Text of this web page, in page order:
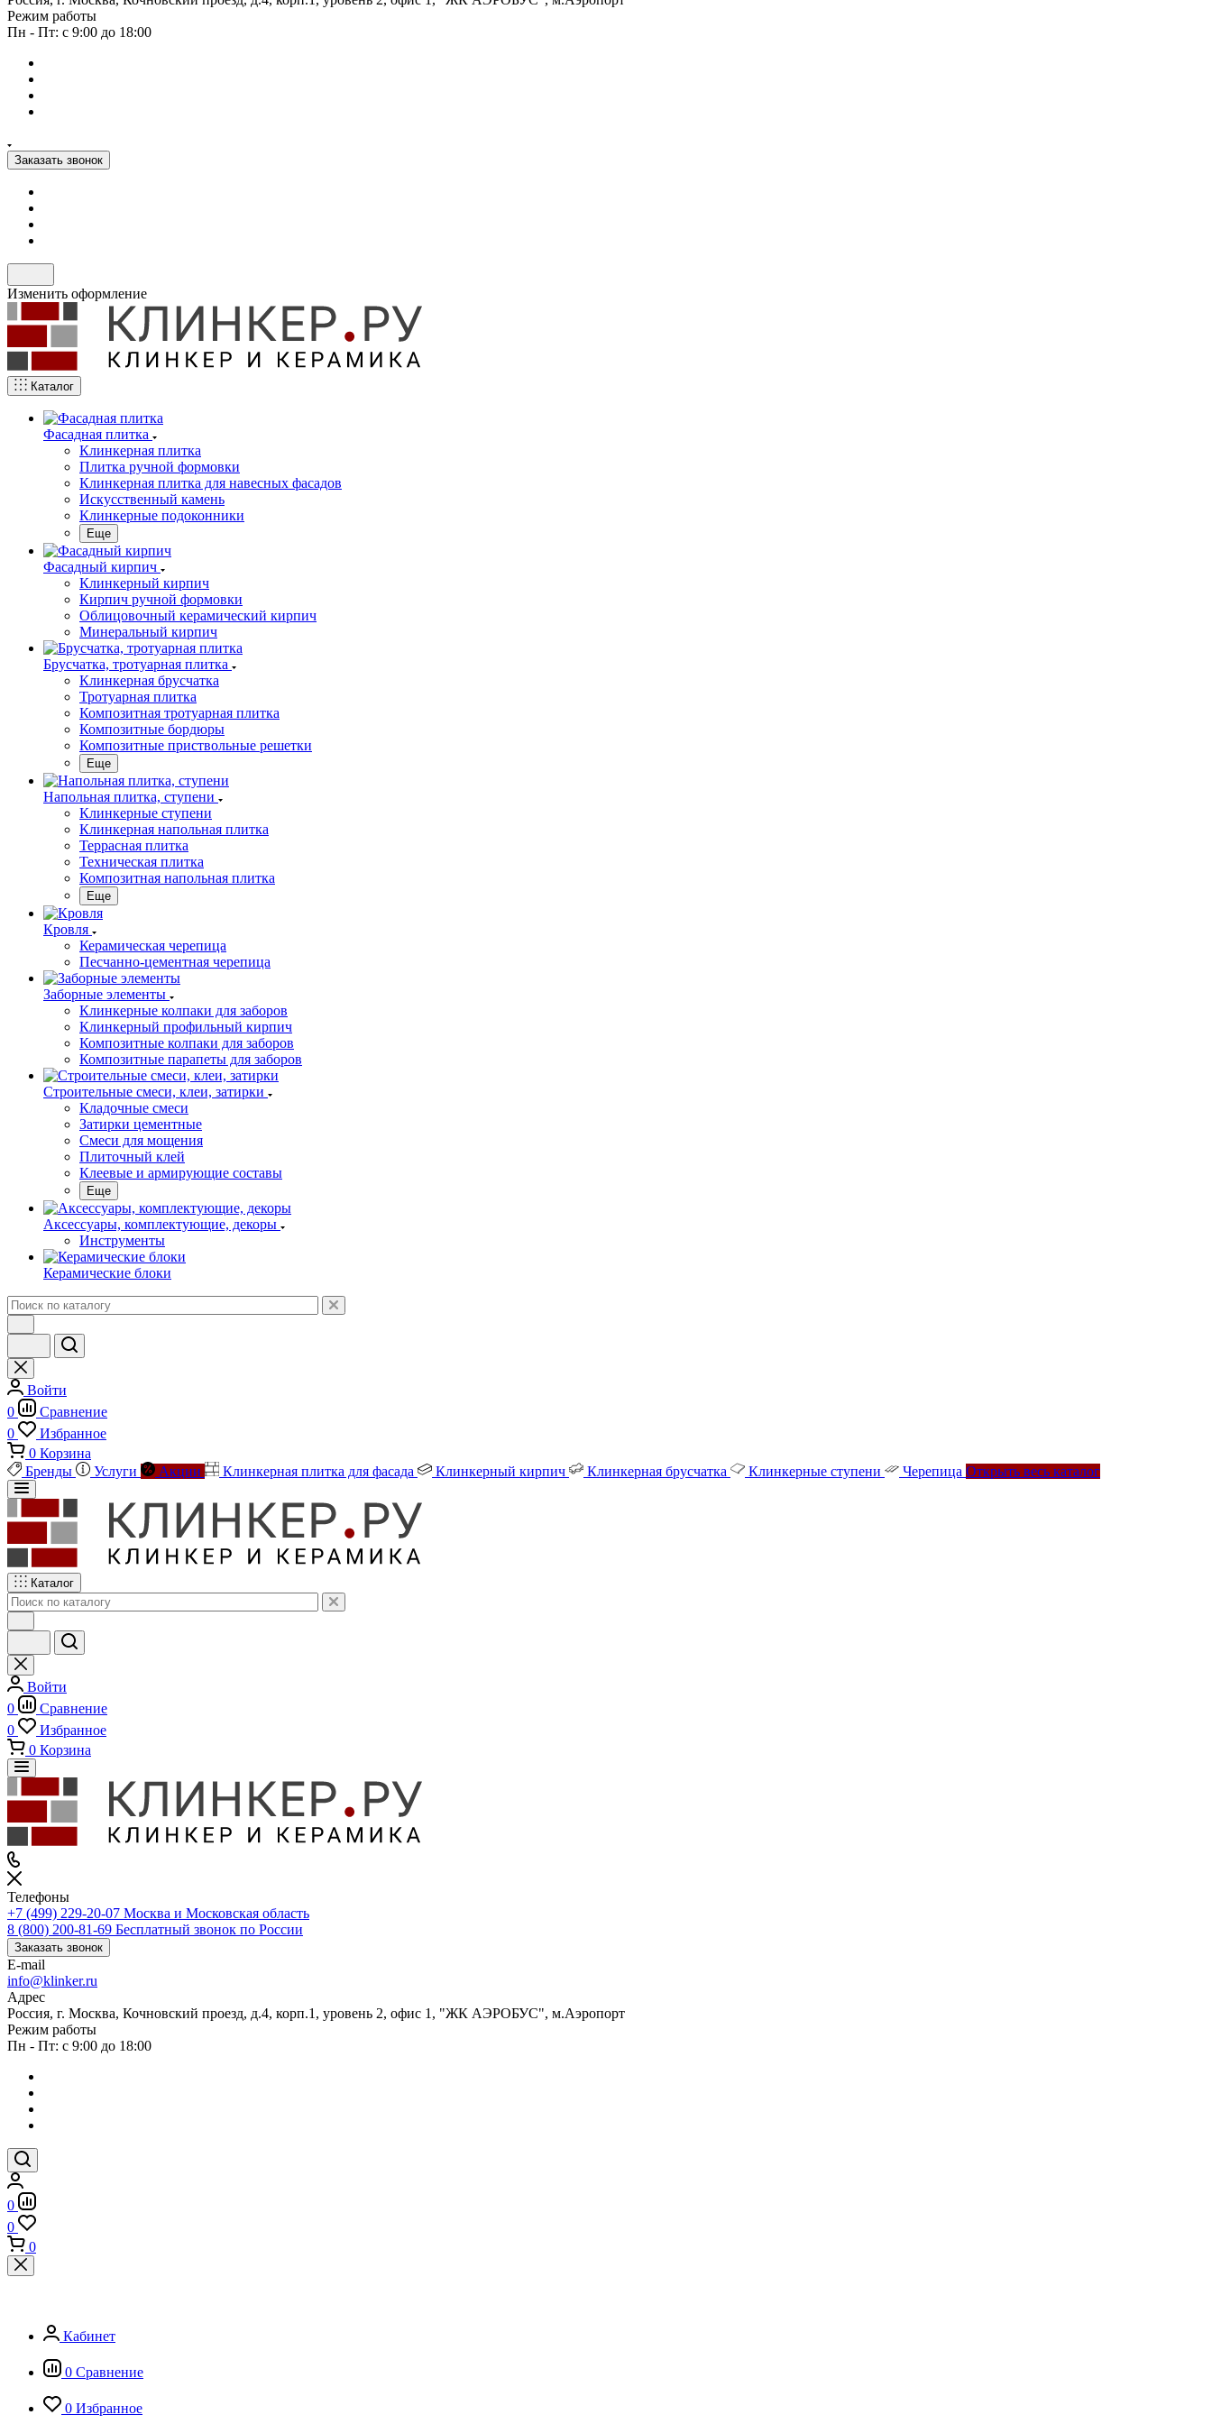
Режим работы
Пн - Пт: с 9:00 до 18:00
Заказать звонок
Изменить оформление
Каталог
Фасадная плитка
Клинкерная плитка
Плитка ручной формовки
Клинкерная плитка для навесных фасадов
Искусственный камень
Клинкерные подоконники
Еще
Фасадный кирпич
Клинкерный кирпич
Кирпич ручной формовки
Облицовочный керамический кирпич
Минеральный кирпич
Брусчатка, тротуарная плитка
Клинкерная брусчатка
Тротуарная плитка
Композитная тротуарная плитка
Композитные бордюры
Композитные приствольные решетки
Еще
Напольная плитка, ступени
Клинкерные ступени
Клинкерная напольная плитка
Террасная плитка
Техническая плитка
Композитная напольная плитка
Еще
Кровля
Керамическая черепица
Песчанно-цементная черепица
Заборные элементы
Клинкерные колпаки для заборов
Клинкерный профильный кирпич
Композитные колпаки для заборов
Композитные парапеты для заборов
Строительные смеси, клеи, затирки
Кладочные смеси
Затирки цементные
Смеси для мощения
Плиточный клей
Клеевые и армирующие составы
Еще
Аксессуары, комплектующие, декоры
Инструменты
Керамические блоки
Войти
0
Сравнение
0
Избранное
0 Корзина
Бренды
Услуги Акции Клинкерная плитка для фасада Клинкерный кирпич Клинкерная брусчатка Клинкерные ступени Черепица Открыть весь каталог
Каталог
Войти
0
Сравнение
0
Избранное
0 Корзина
Телефоны
+7 (499) 229-20-07 Москва и Московская область
8 (800) 200-81-69 Бесплатный звонок по России
Заказать звонок
E-mail
info@klinker.ru
Адрес
Россия, г. Москва, Кочновский проезд, д.4, корп.1, уровень 2, офис 1, "ЖК АЭРОБУС", м.Аэропорт
Режим работы
Пн - Пт: с 9:00 до 18:00
0
0
0
Кабинет
0 Сравнение
0 Избранное